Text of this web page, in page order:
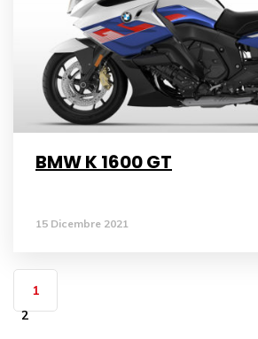
BMW K 1600 GT
15 Dicembre 2021
1
2